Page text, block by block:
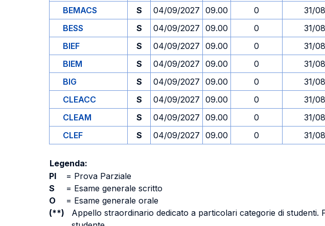
BEMACS
S 04/09/2027 09.00 0
31/
BESS
S 04/09/2027 09.00 0
31/
BIEF
S 04/09/2027 09.00 0
31/
BIEM
S 04/09/2027 09.00 0
31/
BIG
S 04/09/2027 09.00 0
31/
CLEACC
S 04/09/2027 09.00 0
31/
CLEAM
S 04/09/2027 09.00 0
31/
CLEF
S 04/09/2027 09.00 0 31/
Legenda:
PI
= Prova Parziale
S
= Esame generale scritto
O
= Esame generale orale
(**)
Appello straordinario dedicato a particolari categorie di studenti.